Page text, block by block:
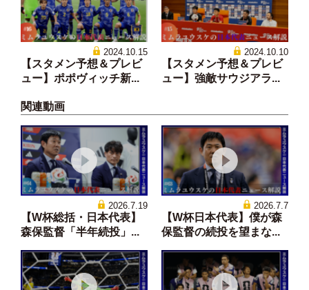
2024.10.15
【スタメン予想＆プレビ
ュー】ポポヴィッチ新...
2024.10.10
【スタメン予想＆プレビ
ュー】強敵サウジアラ...
関連動画
2026.7.19
【W杯総括・日本代表】
森保監督「半年続投」...
2026.7.7
【W杯日本代表】僕が森
保監督の続投を望まな...